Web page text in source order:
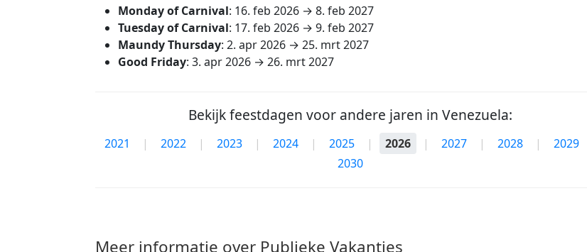
Monday of Carnival: 16. feb 2026 → 8. feb 2027
Tuesday of Carnival: 17. feb 2026 → 9. feb 2027
Maundy Thursday: 2. apr 2026 → 25. mrt 2027
Good Friday: 3. apr 2026 → 26. mrt 2027
Bekijk feestdagen voor andere jaren in Venezuela:
2021 | 2022 | 2023 | 2024 | 2025 | 2026 | 2027 | 2028 | 2029
2030
Meer informatie over Publieke Vakanties